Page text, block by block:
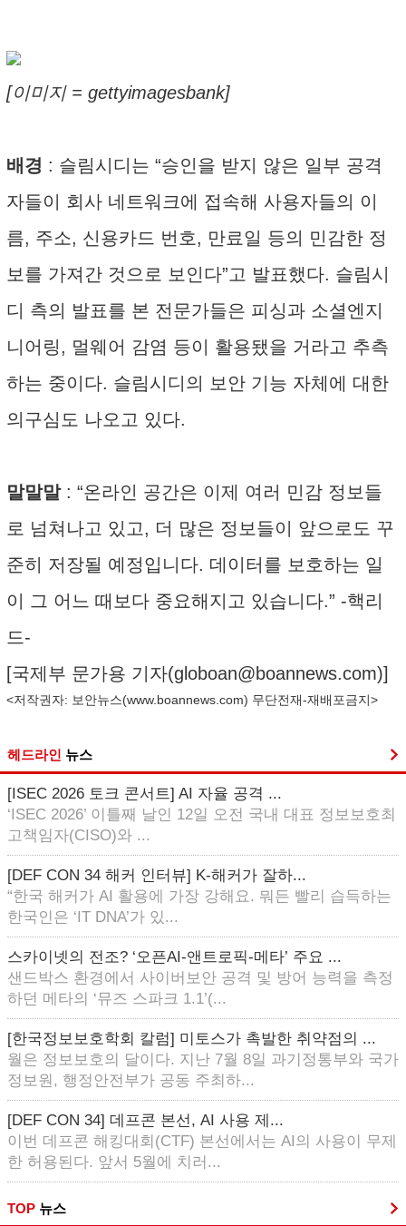
[이미지 = gettyimagesbank]
배경 : 슬림시디는 “승인을 받지 않은 일부 공격
자들이 회사 네트워크에 접속해 사용자들의 이
름, 주소, 신용카드 번호, 만료일 등의 민감한 정
보를 가져간 것으로 보인다”고 발표했다. 슬림시
디 측의 발표를 본 전문가들은 피싱과 소셜엔지
니어링, 멀웨어 감염 등이 활용됐을 거라고 추측
하는 중이다. 슬림시디의 보안 기능 자체에 대한
의구심도 나오고 있다.
말말말: “온라인 공간은 이제 여러 민감 정보들
로 넘쳐나고 있고, 더 많은 정보들이 앞으로도 꾸
준히 저장될 예정입니다. 데이터를 보호하는 일
이 그 어느 때보다 중요해지고 있습니다.” -핵리
드-
[국제부 문가용 기자(globoan@boannews.com)]
<저작권자: 보안뉴스(www.boannews.com) 무단전재-재배포금지>
헤드라인 뉴스
[ISEC 2026 토크 콘서트] AI 자율 공격 ...
‘ISEC 2026’ 이틀째 날인 12일 오전 국내 대표 정보보호최
고책임자(CISO)와 ...
[DEF CON 34 해커 인터뷰] K-해커가 잘하...
“한국 해커가 AI 활용에 가장 강해요. 뭐든 빨리 습득하는
한국인은 ‘IT DNA’가 있...
스카이넷의 전조? ‘오픈AI-앤트로픽-메타’ 주요 ...
샌드박스 환경에서 사이버보안 공격 및 방어 능력을 측정
하던 메타의 ‘뮤즈 스파크 1.1’(...
[한국정보보호학회 칼럼] 미토스가 촉발한 취약점의 ...
월은 정보보호의 달이다. 지난 7월 8일 과기정통부와 국가
정보원, 행정안전부가 공동 주최하...
[DEF CON 34] 데프콘 본선, AI 사용 제...
이번 데프콘 해킹대회(CTF) 본선에서는 AI의 사용이 무제
한 허용된다. 앞서 5월에 치러...
TOP 뉴스